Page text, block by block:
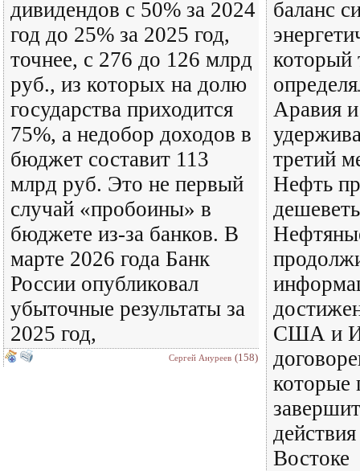
дивидендов с 50% за 2024
год до 25% за 2025 год,
точнее, с 276 до 126 млрд
руб., из которых на долю
государства приходится
75%, а недобор доходов в
бюджет составит 113
млрд руб. Это не первый
случай «пробоины» в
бюджете из-за банков. В
марте 2026 года Банк
России опубликовал
убыточные результаты за
2025 год,
Сергей Ануреев (158)
баланс
который
Аравия
третий
Нефть
США и
которые
Востоке